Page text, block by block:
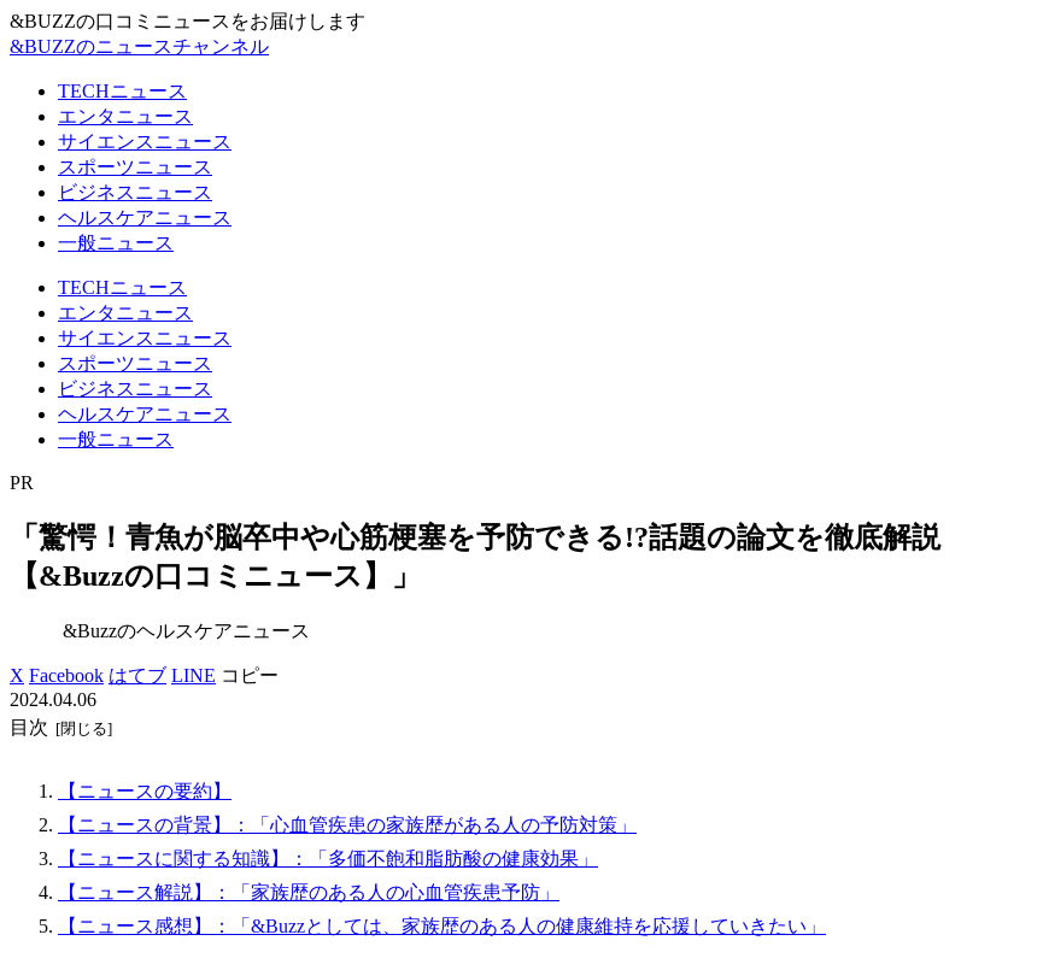
&BUZZの口コミニュースをお届けします
&BUZZのニュースチャンネル
TECHニュース
エンタニュース
サイエンスニュース
スポーツニュース
ビジネスニュース
ヘルスケアニュース
一般ニュース
TECHニュース
エンタニュース
サイエンスニュース
スポーツニュース
ビジネスニュース
ヘルスケアニュース
一般ニュース
PR
「驚愕！青魚が脳卒中や心筋梗塞を予防できる!?話題の論文を徹底解説
【&Buzzの口コミニュース】」
&Buzzのヘルスケアニュース
X Facebook はてブ LINE コピー
2024.04.06
目次
【ニュースの要約】
【ニュースの背景】：「心血管疾患の家族歴がある人の予防対策」
【ニュースに関する知識】：「多価不飽和脂肪酸の健康効果」
【ニュース解説】：「家族歴のある人の心血管疾患予防」
【ニュース感想】：「&Buzzとしては、家族歴のある人の健康維持を応援していきたい」